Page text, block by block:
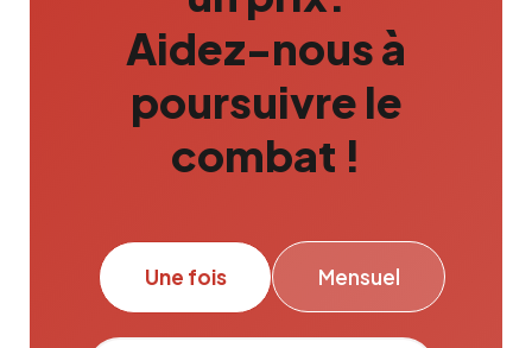
Aidez-nous à
poursuivre le
combat !
Une fois Mensuel